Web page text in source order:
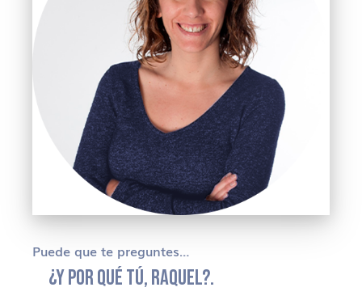
Puede que te preguntes…
¿Y POR QUÉ TÚ, RAQUEL?.